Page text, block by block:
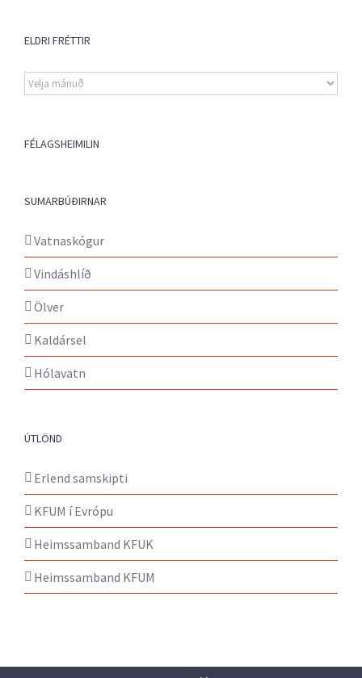
ELDRI FRÉTTIR
Eldri
fréttir
FÉLAGSHEIMILIN
SUMARBÚÐIRNAR
Vatnaskógur
Vindáshlíð
Ölver
Kaldársel
Hólavatn
ÚTLÖND
Erlend samskipti
KFUM í Evrópu
Heimssamband KFUK
Heimssamband KFUM